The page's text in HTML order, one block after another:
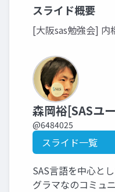
スライド概要
[大阪sas勉強会]
森岡裕[SASユ
@6484025
スライド一覧
SAS言語を中心と
グラマなのコミュ